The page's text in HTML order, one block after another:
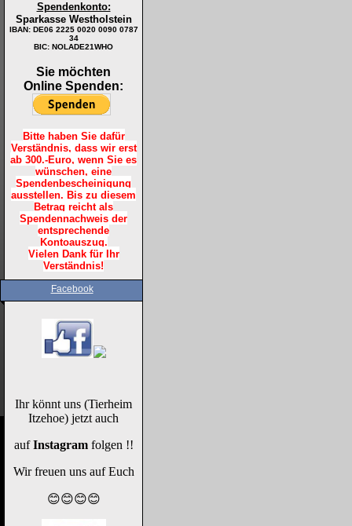
Spendenkonto:
Sparkasse Westholstein
IBAN: DE06 2225 0020 0090 0787
34
BIC: NOLADE21WHO
Sie möchten
Online Spenden:
Bitte haben Sie dafür
Verständnis, dass wir erst
ab 300.-Euro, wenn Sie es
wünschen, eine
Spendenbescheinigung
ausstellen. Bis zu diesem
Betrag reicht als
Spendennachweis der
entsprechende
Kontoauszug.
Vielen Dank für Ihr
Verständnis!
Facebook
Ihr könnt uns (Tierheim
Itzehoe) jetzt auch
aufInstagramfolgen !!
Wir freuen uns auf Euch
😊😊😊😊